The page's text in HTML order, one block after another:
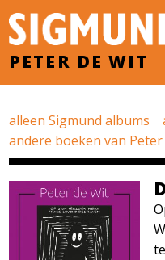
PETER DE WIT
alleen Sigmund albums
andere boeken van